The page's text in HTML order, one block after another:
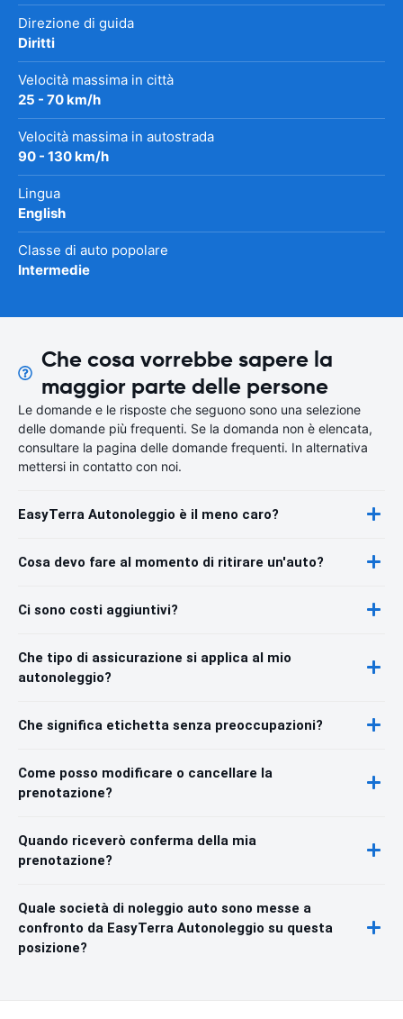
Direzione di guida
Diritti
Velocità massima in città
25 - 70 km/h
Velocità massima in autostrada
90 - 130 km/h
Lingua
English
Classe di auto popolare
Intermedie
Che cosa vorrebbe sapere la
maggior parte delle persone
Le domande e le risposte che seguono sono una selezione
delle domande più frequenti. Se la domanda non è elencata,
consultare la pagina delle domande frequenti. In alternativa
mettersi in contatto con noi.
EasyTerra Autonoleggio è il meno caro?
Cosa devo fare al momento di ritirare un'auto?
Ci sono costi aggiuntivi?
Che tipo di assicurazione si applica al mio
autonoleggio?
Che significa etichetta senza preoccupazioni?
Come posso modificare o cancellare la
prenotazione?
Quando riceverò conferma della mia
prenotazione?
Quale società di noleggio auto sono messe a
confronto da EasyTerra Autonoleggio su questa
posizione?